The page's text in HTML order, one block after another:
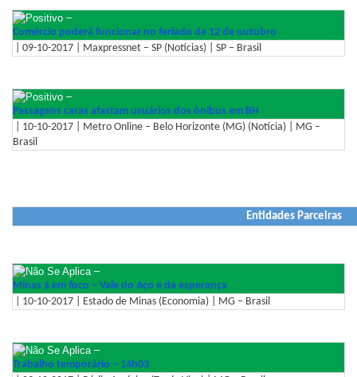
–
Comércio poderá funcionar no feriado de 12 de outubro
| 09-10-2017 | Maxpressnet – SP (Notícias) | SP – Brasil
–
Passagens caras afastam usuários dos ônibus em BH
| 10-10-2017 | Metro Online – Belo Horizonte (MG) (Notícia) | MG –
Brasil
Entidades Parceiras
–
Minas $ em foco – Vale do Aço e da esperança
| 10-10-2017 | Estado de Minas (Economia) | MG – Brasil
–
Trabalho temporário – 14h03